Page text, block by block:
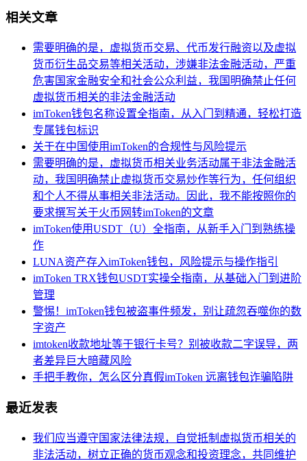
相关文章
需要明确的是，虚拟货币交易、代币发行融资以及虚拟
货币衍生品交易等相关活动，涉嫌非法金融活动，严重
危害国家金融安全和社会公众利益，我国明确禁止任何
虚拟货币相关的非法金融活动
imToken钱包名称设置全指南，从入门到精通，轻松打造
专属钱包标识
关于在中国使用imToken的合规性与风险提示
需要明确的是，虚拟货币相关业务活动属于非法金融活
动，我国明确禁止虚拟货币交易炒作等行为，任何组织
和个人不得从事相关非法活动。因此，我不能按照你的
要求撰写关于火币网转imToken的文章
imToken使用USDT（U）全指南，从新手入门到熟练操
作
LUNA资产存入imToken钱包，风险提示与操作指引
imToken TRX钱包USDT实操全指南，从基础入门到进阶
管理
警惕！imToken钱包被盗事件频发，别让疏忽吞噬你的数
字资产
imtoken收款地址等于银行卡号？别被收款二字误导，两
者差异巨大暗藏风险
手把手教你，怎么区分真假imToken 远离钱包诈骗陷阱
最近发表
我们应当遵守国家法律法规，自觉抵制虚拟货币相关的
非法活动，树立正确的货币观念和投资理念，共同维护